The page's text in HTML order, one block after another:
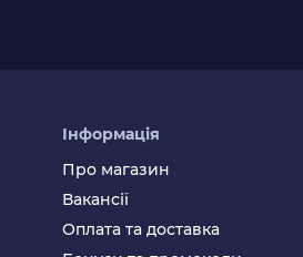
Інформація
Про магазин
Вакансії
Оплата та доставка